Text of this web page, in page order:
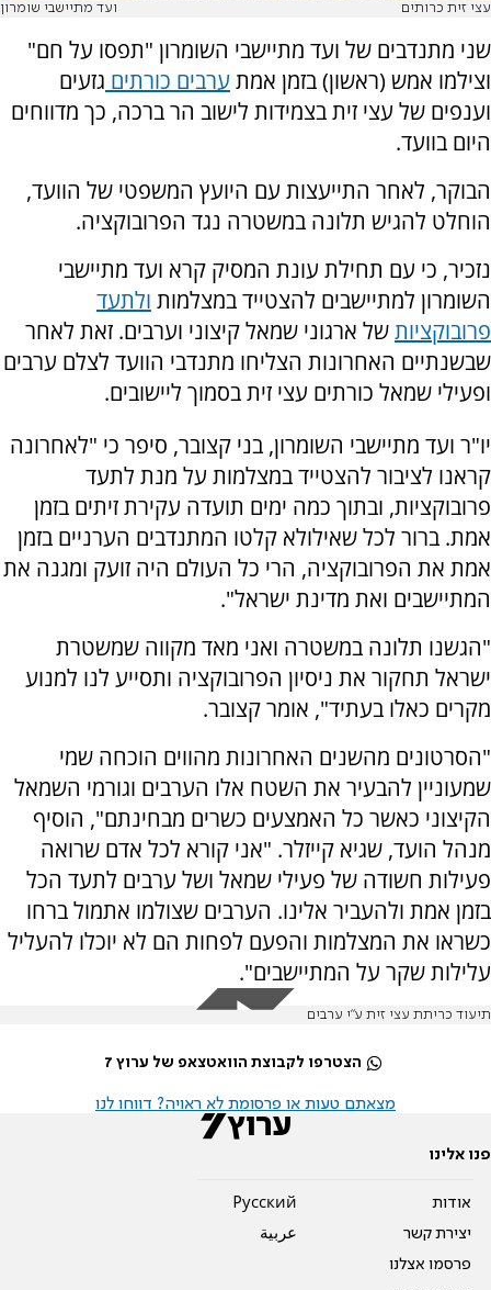
עצי זית כרותים ועד מתיישבי שומרון
שני מתנדבים של ועד מתיישבי השומרון "תפסו על חם"
וצילמו אמש (ראשון) בזמן אמת ערבים כורתים גזעים
וענפים של עצי זית בצמידות לישוב הר ברכה, כך מדווחים
היום בוועד.
הבוקר, לאחר התייעצות עם היועץ המשפטי של הוועד,
הוחלט להגיש תלונה במשטרה נגד הפרובוקציה.
נזכיר, כי עם תחילת עונת המסיק קרא ועד מתיישבי
השומרון למתיישבים להצטייד במצלמות ולתעד
פרובוקציותשל ארגוני שמאל קיצוני וערבים. זאת לאחר
שבשנתיים האחרונות הצליחו מתנדבי הוועד לצלם ערבים
ופעילי שמאל כורתים עצי זית בסמוך ליישובים.
יו"ר ועד מתיישבי השומרון, בני קצובר, סיפר כי "לאחרונה
קראנו לציבור להצטייד במצלמות על מנת לתעד
פרובוקציות, ובתוך כמה ימים תועדה עקירת זיתים בזמן
אמת. ברור לכל שאילולא קלטו המתנדבים הערניים בזמן
אמת את הפרובוקציה, הרי כל העולם היה זועק ומגנה את
המתיישבים ואת מדינת ישראל".
"הגשנו תלונה במשטרה ואני מאד מקווה שמשטרת
ישראל תחקור את ניסיון הפרובוקציה ותסייע לנו למנוע
מקרים כאלו בעתיד", אומר קצובר.
"הסרטונים מהשנים האחרונות מהווים הוכחה שמי
שמעוניין להבעיר את השטח אלו הערבים וגורמי השמאל
הקיצוני כאשר כל האמצעים כשרים מבחינתם", הוסיף
מנהל הועד, שגיא קייזלר. "אני קורא לכל אדם שרואה
פעילות חשודה של פעילי שמאל ושל ערבים לתעד הכל
בזמן אמת ולהעביר אלינו. הערבים שצולמו אתמול ברחו
כשראו את המצלמות והפעם לפחות הם לא יוכלו להעליל
עלילות שקר על המתיישבים".
תיעוד כריתת עצי זית ע"י ערבים
הצטרפו לקבוצת הוואטצאפ של ערוץ 7
מצאתם טעות או פרסומת לא ראויה? דווחו לנו
פנו אלינו
אודות
יצירת קשר
פרסמו אצלנו
Pусский
عربية